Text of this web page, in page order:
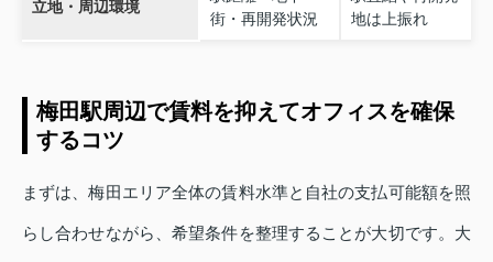
立地・周辺環境
街・再開発状況
地は上振れ
梅田駅周辺で賃料を抑えてオフィスを確保
するコツ
まずは、梅田エリア全体の賃料水準と自社の支払可能額を照
らし合わせながら、希望条件を整理することが大切です。大